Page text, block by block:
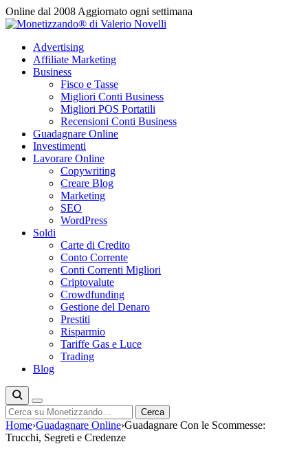
Vai
al
Online dal 2008 Aggiornato ogni settimana
Advertising
Affiliate Marketing
Business
Fisco e Tasse
Migliori Conti Business
Migliori POS Portatili
Recensioni Conti Business
Guadagnare Online
Investimenti
Lavorare Online
Copywriting
Creare Blog
Marketing
SEO
WordPress
Soldi
Carte di Credito
Conto Corrente
Conti Correnti Migliori
Criptovalute
Crowdfunding
Gestione del Denaro
Prestiti
Risparmio
Tariffe Gas e Luce
Trading
Blog
Cerca Cerca
Home›Guadagnare Online›Guadagnare Con le Scommesse:
Trucchi, Segreti e Credenze